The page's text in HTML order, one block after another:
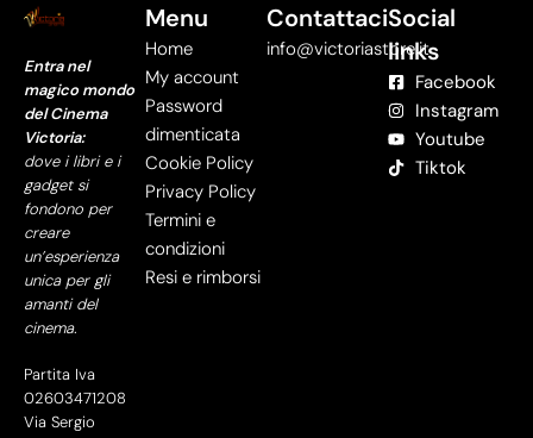
Entra nel
magico mondo
del Cinema
Victoria:
dove i libri e i
gadget si
fondono per
creare
un’esperienza
unica per gli
amanti del
cinema.
Partita Iva
02603471208
Via Sergio
Menu
Home
My account
Password
dimenticata
Cookie Policy
Privacy Policy
Termini e
condizioni
Resi e rimborsi
Contattaci
info@victoriastore.it
Social
links
Facebook
Instagram
Youtube
Tiktok